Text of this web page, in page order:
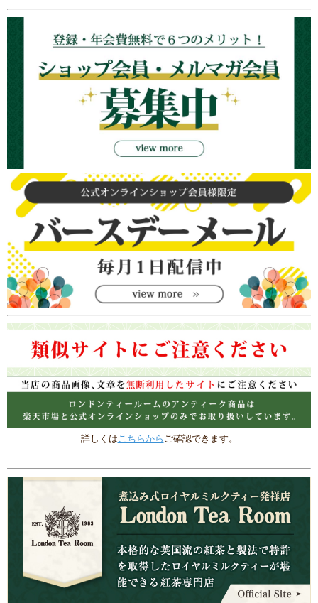
詳しくはこちらから ご確認できます。